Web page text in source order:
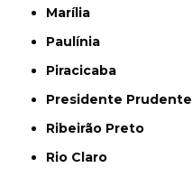
Marília
Paulínia
Piracicaba
Presidente Prudente
Ribeirão Preto
Rio Claro